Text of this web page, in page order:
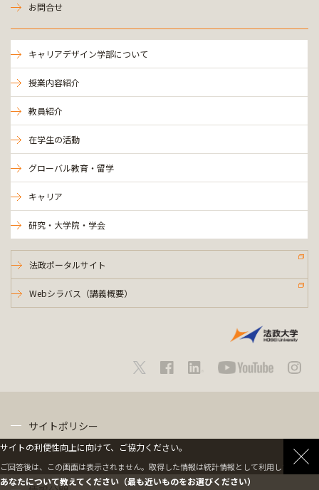
お問合せ
キャリアデザイン学部について
授業内容紹介
教員紹介
在学生の活動
グローバル教育・留学
キャリア
研究・大学院・学会
法政ポータルサイト
Webシラバス（講義概要）
サイトポリシー
サイトの利便性向上に向けて、ご協力ください。
ご回答後は、この画面は表示されません。取得した情報は統計情報として利用します。
あなたについて教えてください（最も近いものをお選びください）